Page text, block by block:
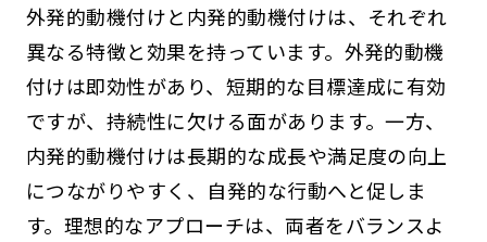
外発的動機付けと内発的動機付けは、それぞれ
異なる特徴と効果を持っています。外発的動機
付けは即効性があり、短期的な目標達成に有効
ですが、持続性に欠ける面があります。一方、
内発的動機付けは長期的な成長や満足度の向上
につながりやすく、自発的な行動へと促しま
す。理想的なアプローチは、両者をバランスよ